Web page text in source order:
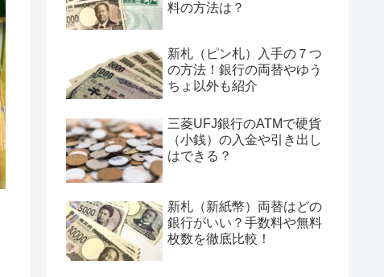
料の方法は？
新札（ピン札）入手の７つ
の方法！銀行の両替やゆう
ちょ以外も紹介
三菱UFJ銀行のATMで硬貨
（小銭）の入金や引き出し
はできる？
新札（新紙幣）両替はどの
銀行がいい？手数料や無料
枚数を徹底比較！